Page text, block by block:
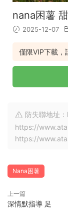
nana困薯
2025-12-07
僅限VIP下載，
防失聯地址
https://
https://
Nana困薯
上一篇
深情默指導 足